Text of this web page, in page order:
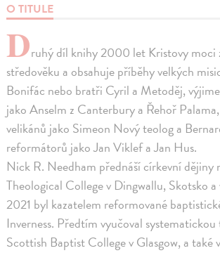
O TITULE
Druhý díl knihy 2000 let Kristovy moci
středověku a obsahuje příběhy velkých
Bonifác nebo bratři Cyril a Metoděj,
jako Anselm z Canterbury a Řehoř
velikánů jako Simeon Nový teolog a
reformátorů jako Jan Viklef a Jan Hus.
Nick R. Needham přednáší církevní dějiny
Theological College v Dingwallu, Skotsko
2021 byl kazatelem reformované
Inverness. Předtím vyučoval
Scottish Baptist College v Glasgow, a také